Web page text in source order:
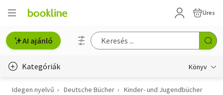
Üres
AI ajánló
Kategóriák Könyv
Életmód, egészség
Idegen nyelvű Deutsche Bücher
Kinder- und Jugendbücher